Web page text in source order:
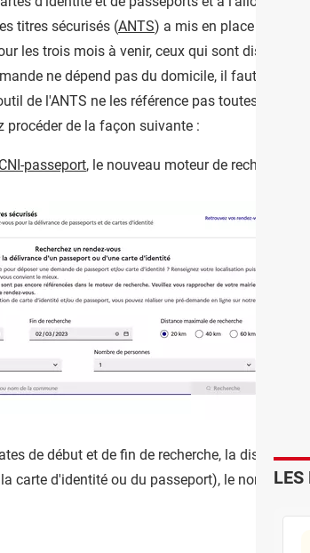
titres sécurisés (ANTS) a mis en place un
les trois mois à venir, ceux qui sont
ne dépend pas du domicile, il faut
de l'ANTS ne les référence pas toutes encore,
procéder de la façon suivante :
CNI-passeport, le nouveau moteur de recherche de
de début et de fin de recherche, la distance
carte d'identité ou du passeport), le nombre de
LES